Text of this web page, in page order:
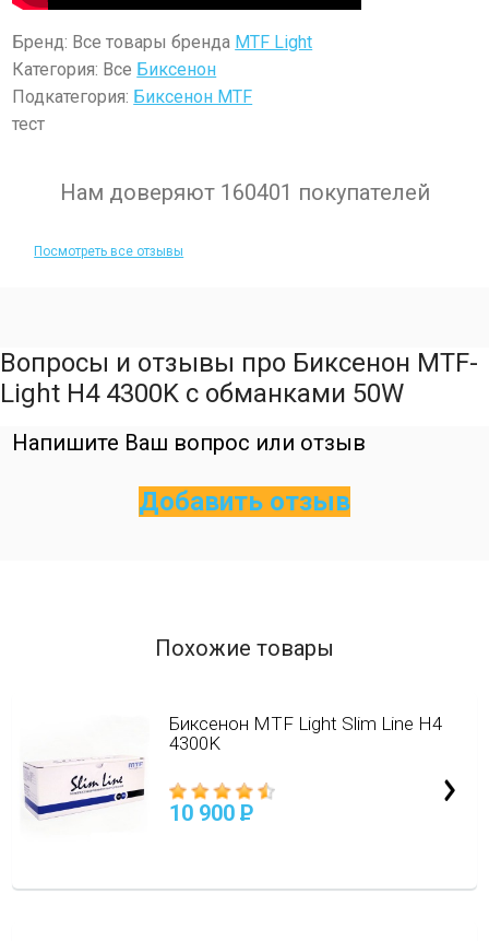
Бренд: Все товары бренда MTF Light
Категория: Все Биксенон
Подкатегория: Биксенон MTF
тест
Нам доверяют 160401 покупателей
Посмотреть все отзывы
Вопросы и отзывы про Биксенон MTF-
Light H4 4300K с обманками 50W
Напишите Ваш вопрос или отзыв
Добавить отзыв
Похожие товары
Биксенон MTF Light Slim Line H4
4300K
10 900 P